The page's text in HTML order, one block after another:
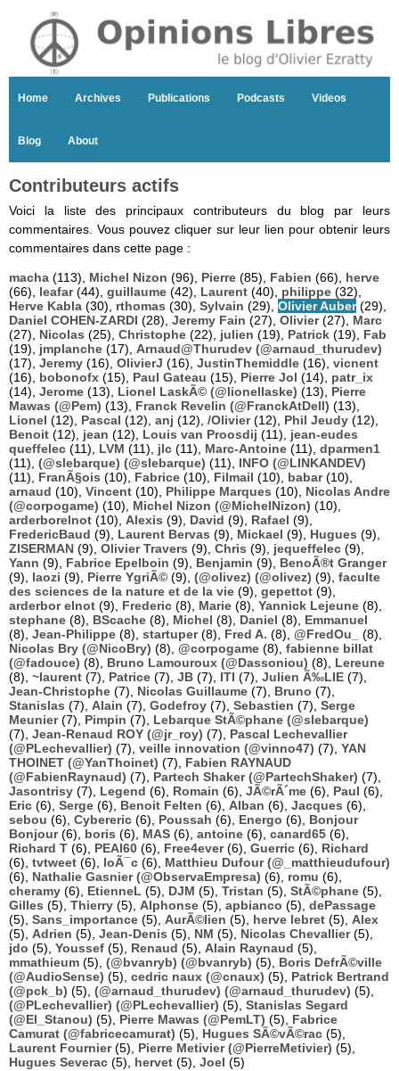
Home Archives Publications Podcasts Videos
Blog About
Contributeurs actifs
Voici la liste des principaux contributeurs du blog par leurs
commentaires. Vous pouvez cliquer sur leur lien pour obtenir leurs
commentaires dans cette page :
macha (113), Michel Nizon (96), Pierre (85), Fabien (66), herve
(66), leafar(44), guillaume (42), Laurent (40), philippe (32),
Herve Kabla (30), rthomas (30), Sylvain (29), Olivier Auber (29),
Daniel COHEN-ZARDI (28), Jeremy Fain (27), Olivier(27), Marc
(27), Nicolas (25), Christophe (22), julien (19), Patrick (19), Fab
(19), jmplanche (17), Arnaud@Thurudev (@arnaud_thurudev)
(17), Jeremy (16), OlivierJ (16), JustinThemiddle (16), vicnent
(16), bobonofx (15), Paul Gateau (15), Pierre Jol (14), patr_ix
(14), Jerome (13), Lionel LaskÃ© (@lionellaske) (13), Pierre
Mawas (@Pem) (13), Franck Revelin (@FranckAtDell) (13),
Lionel (12), Pascal (12), anj (12), /Olivier(12), Phil Jeudy (12),
Benoit (12), jean (12), Louis van Proosdij (11), jean-eudes
queffelec (11), LVM (11), jlc (11), Marc-Antoine (11), dparmen1
(11), (@slebarque) (@slebarque) (11), INFO (@LINKANDEV)
(11), FranÃ§ois (10), Fabrice (10), Filmail (10), babar(10),
arnaud (10), Vincent (10), Philippe Marques (10), Nicolas Andre
(@corpogame) (10), Michel Nizon (@MichelNizon) (10),
arderborelnot (10), Alexis (9), David (9), Rafael (9),
FredericBaud (9), Laurent Bervas (9), Mickael (9), Hugues (9),
ZISERMAN (9), Olivier Travers (9), Chris (9), jequeffelec (9),
Yann (9), Fabrice Epelboin (9), Benjamin (9), BenoÃ®t Granger
(9), laozi (9), Pierre YgriÃ© (9), (@olivez) (@olivez) (9), faculte
des sciences de la nature et de la vie (9), gepettot (9),
arderbor elnot (9), Frederic (8), Marie (8), Yannick Lejeune (8),
stephane (8), BScache (8), Michel (8), Daniel (8), Emmanuel
(8), Jean-Philippe (8), startuper(8), Fred A. (8), @FredOu_
(8),
Nicolas Bry (@NicoBry) (8), @corpogame (8), fabienne billat
(@fadouce) (8), Bruno Lamouroux (@Dassoniou) (8), Lereune
(8), ~laurent (7), Patrice (7), JB (7), ITI (7), Julien Ã‰LIE (7),
Jean-Christophe (7), Nicolas Guillaume (7), Bruno (7),
Stanislas (7), Alain (7), Godefroy (7), Sebastien (7), Serge
Meunier(7), Pimpin (7), Lebarque StÃ©phane (@slebarque)
(7), Jean-Renaud ROY (@jr_roy) (7), Pascal Lechevallier
(@PLechevallier) (7), veille innovation (@vinno47) (7), YAN
THOINET (@YanThoinet) (7), Fabien RAYNAUD
(@FabienRaynaud) (7), Partech Shaker (@PartechShaker) (7),
Jasontrisy (7), Legend (6), Romain (6), JÃ©rÃ´me (6), Paul (6),
Eric (6), Serge (6), Benoit Felten (6), Alban (6), Jacques (6),
sebou (6), Cybereric (6), Poussah (6), Energo (6), Bonjour
Bonjour(6), boris (6), MAS (6), antoine (6), canard65 (6),
Richard T (6), PEAI60 (6), Free4ever(6), Guerric (6), Richard
(6), tvtweet (6), loÃ¯c (6), Matthieu Dufour (@_matthieudufour)
(6), Nathalie Gasnier (@ObservaEmpresa) (6), romu (6),
cheramy (6), EtienneL (5), DJM (5), Tristan (5), StÃ©phane (5),
Gilles (5), Thierry (5), Alphonse (5), apbianco (5), dePassage
(5), Sans_importance (5), AurÃ©lien (5), herve lebret (5), Alex
(5), Adrien (5), Jean-Denis (5), NM (5), Nicolas Chevallier(5),
jdo (5), Youssef (5), Renaud (5), Alain Raynaud (5),
mmathieum (5), (@bvanryb) (@bvanryb) (5), Boris DefrÃ©ville
(@AudioSense) (5), cedric naux (@cnaux) (5), Patrick Bertrand
(@pck_b) (5), (@arnaud_thurudev) (@arnaud_thurudev) (5),
(@PLechevallier) (@PLechevallier) (5), Stanislas Segard
(@El_Stanou) (5), Pierre Mawas (@PemLT) (5), Fabrice
Camurat (@fabricecamurat) (5), Hugues SÃ©vÃ©rac (5),
Laurent Fournier(5), Pierre Metivier (@PierreMetivier) (5),
Hugues Severac (5), hervet (5), Joel (5)